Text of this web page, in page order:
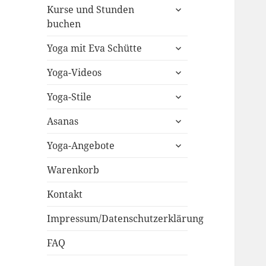
Kurse und Stunden
buchen
untermenü
Yoga mit Eva Schütte
untermenü
Yoga-Videos
untermenü
Yoga-Stile
untermenü
Asanas
untermenü
Yoga-Angebote
untermenü
Warenkorb
Kontakt
Impressum/Datenschutzerklärung
FAQ